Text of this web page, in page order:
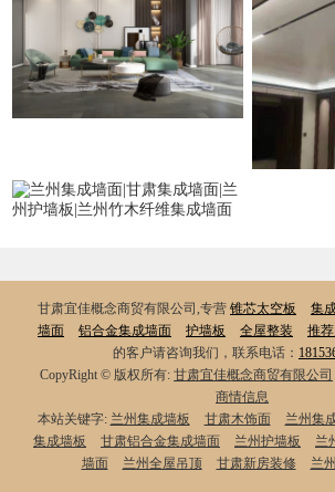
甘肃宜佳概念商贸有限公司,专营 锥芯太空板 集
墙面
铝合金集成墙面 护墙板 全屋整装 推
的客户请咨询我们，联系电话：
CopyRight © 版权所有: 甘肃宜佳概念商贸有限公司
商情信息
本站关键字: 兰州集成墙板 甘肃木饰面 兰州集
集成墙板
甘肃铝合金集成墙面 兰州护墙板 兰
墙面
兰州全屋吊顶 甘肃新房装修 兰